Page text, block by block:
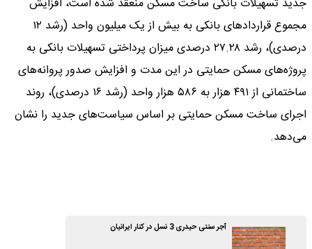
جدید تسهیلات بانکی ساخت مسکن منعقد شده است، افزایش
مجموع قراردادهای بانکی به بیش از یک میلیون واحد (رشد ۱۲
درصدی)، رشد ۲۷.۲۸ درصدی میزان پرداختی تسهیلات بانکی به
پروژه‌های مسکن حمایتی در این مدت و افزایش صدور پروانه‌های
ساختمانی از ۴۹۱ هزار به ۵۸۶ هزار واحد (رشد ۱۶ درصدی)، روند
اجرای ساخت مسکن حمایتی بر اساس سیاست‌های جدید را نشان
می‌دهد.
آجر سنتی حیدری 3 نسل در کنار ایرانیان